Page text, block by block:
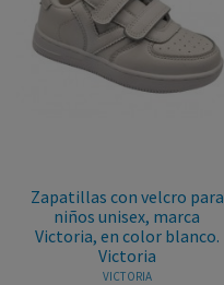
Zapatillas con velcro para
niños unisex, marca
Victoria, en color blanco.
Victoria
VICTORIA